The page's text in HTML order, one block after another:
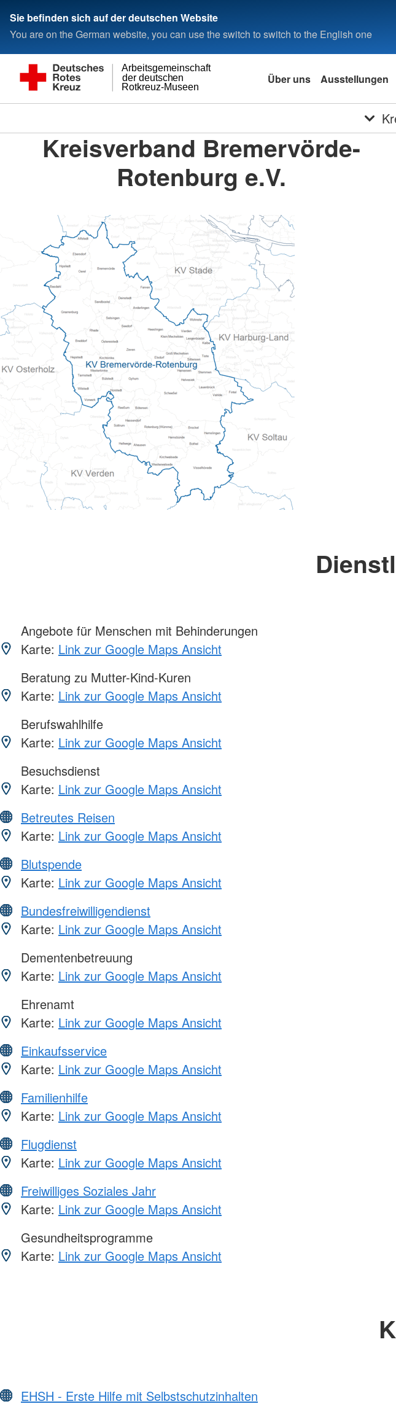
Sie befinden sich auf der deutschen Website
You are on the German website, you can use the switch to switch to the English one
Rotkreuz-Museen
der deutschen
Arbeitsgemeinschaft
Über uns Ausstellungen
Kreisverband Bremervörde-
Rotenburg e.V.
Angebote für Menschen mit Behinderungen
Karte: Link zur Google Maps Ansicht
Beratung zu Mutter-Kind-Kuren
Karte: Link zur Google Maps Ansicht
Berufswahlhilfe
Karte: Link zur Google Maps Ansicht
Besuchsdienst
Karte: Link zur Google Maps Ansicht
Betreutes Reisen
Karte: Link zur Google Maps Ansicht
Blutspende
Karte: Link zur Google Maps Ansicht
Bundesfreiwilligendienst
Karte: Link zur Google Maps Ansicht
Dementenbetreuung
Karte: Link zur Google Maps Ansicht
Ehrenamt
Karte: Link zur Google Maps Ansicht
Einkaufsservice
Karte: Link zur Google Maps Ansicht
Familienhilfe
Karte: Link zur Google Maps Ansicht
Flugdienst
Karte: Link zur Google Maps Ansicht
Freiwilliges Soziales Jahr
Karte: Link zur Google Maps Ansicht
Gesundheitsprogramme
Karte: Link zur Google Maps Ansicht
EHSH - Erste Hilfe mit Selbstschutzinhalten